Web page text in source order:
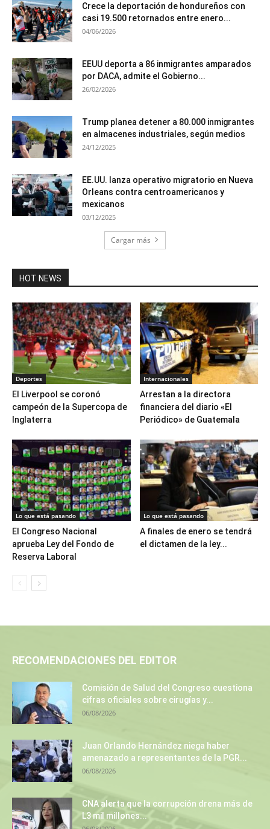
Crece la deportación de hondureños con
casi 19.500 retornados entre enero...
04/06/2026
EEUU deporta a 86 inmigrantes amparados
por DACA, admite el Gobierno...
26/02/2026
Trump planea detener a 80.000 inmigrantes
en almacenes industriales, según medios
24/12/2025
EE.UU. lanza operativo migratorio en Nueva
Orleans contra centroamericanos y
mexicanos
03/12/2025
Cargar más
HOT NEWS
Deportes
El Liverpool se coronó
campeón de la Supercopa de
Inglaterra
Internacionales
Arrestan a la directora
financiera del diario «El
Periódico» de Guatemala
Lo que está pasando
El Congreso Nacional
aprueba Ley del Fondo de
Reserva Laboral
Lo que está pasando
A finales de enero se tendrá
el dictamen de la ley...
RECOMENDACIONES DEL EDITOR
Comisión de Salud del Congreso cuestiona
cifras oficiales sobre cirugías y...
06/08/2026
Juan Orlando Hernández niega haber
amenazado a representantes de la PGR...
06/08/2026
CNA alerta que la corrupción drena más de
L3 mil millones...